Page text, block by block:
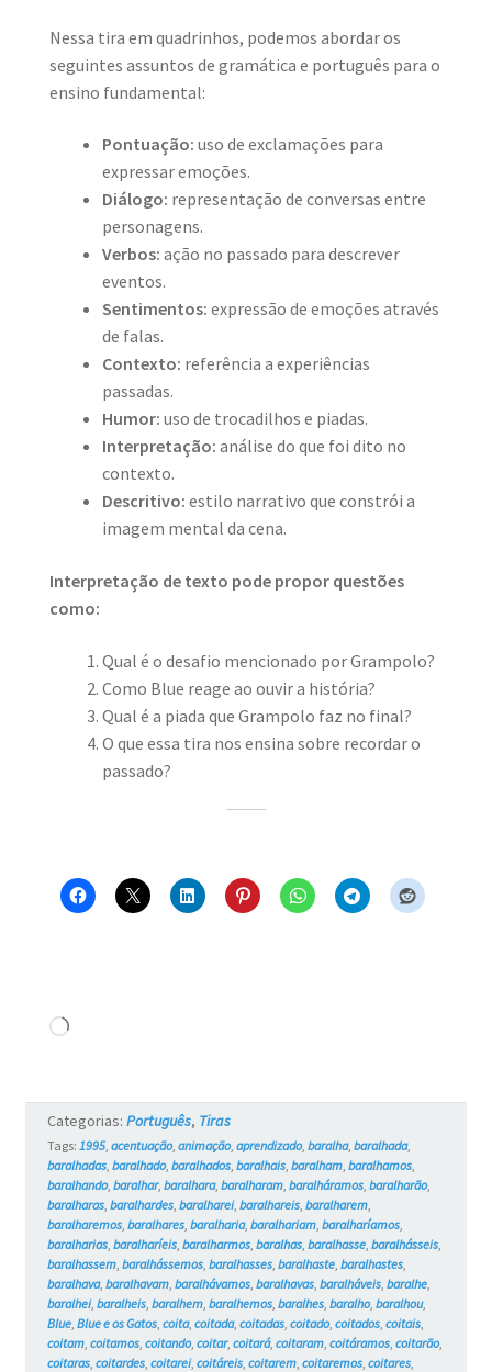
Nessa tira em quadrinhos, podemos abordar os
seguintes assuntos de gramática e português para o
ensino fundamental:
Pontuação: uso de exclamações para
expressar emoções.
Diálogo: representação de conversas entre
personagens.
Verbos: ação no passado para descrever
eventos.
Sentimentos: expressão de emoções através
de falas.
Contexto: referência a experiências
passadas.
Humor: uso de trocadilhos e piadas.
Interpretação: análise do que foi dito no
contexto.
Descritivo: estilo narrativo que constrói a
imagem mental da cena.
Interpretação de texto pode propor questões
como:
Qual é o desafio mencionado por Grampolo?
Como Blue reage ao ouvir a história?
Qual é a piada que Grampolo faz no final?
O que essa tira nos ensina sobre recordar o
passado?
Carregando...
Categorias: Português, Tiras
Tags: 1995, acentuação, animação, aprendizado, baralha, baralhada,
baralhadas, baralhado, baralhados, baralhais, baralham, baralhamos,
baralhando, baralhar, baralhara, baralharam, baralháramos, baralharão,
baralharas, baralhardes, baralharei, baralhareis, baralharem,
baralharemos, baralhares, baralharia, baralhariam, baralharíamos,
baralharias, baralharíeis, baralharmos, baralhas, baralhasse, baralhásseis,
baralhassem, baralhássemos, baralhasses, baralhaste, baralhastes,
baralhava, baralhavam, baralhávamos, baralhavas, baralháveis, baralhe,
baralhei, baralheis, baralhem, baralhemos, baralhes, baralho, baralhou,
Blue, Blue e os Gatos, coita, coitada, coitadas, coitado, coitados, coitais,
coitam, coitamos, coitando, coitar, coitará, coitaram, coitáramos, coitarão,
coitaras, coitardes, coitarei, coitáreis, coitarem, coitaremos, coitares,